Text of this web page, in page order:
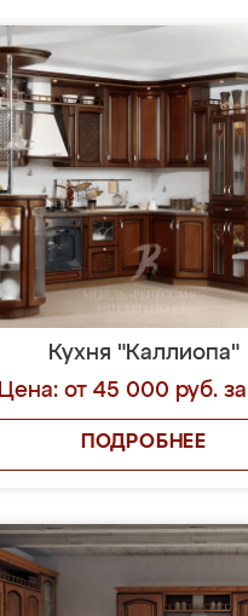
Кухня "Каллиопа"
Цена: от 45 000 руб.
ПОДРОБНЕЕ